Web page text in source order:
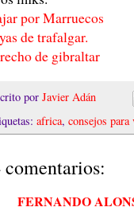
por Marruecos
de trafalgar.
de gibraltar
por Javier Adán
africa, consejos para
comentarios:
FERNANDO